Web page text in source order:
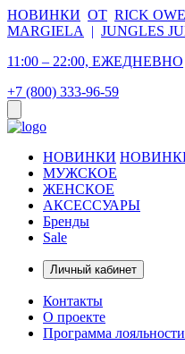
НОВИНКИ ОТ RICK
MARGIELA
| JUNGLES
11:00 – 22:00, ЕЖЕДНЕВНО
+7 (800) 333-96-59
НОВИНКИ
МУЖСКОЕ
ЖЕНСКОЕ
АКСЕССУАРЫ
Бренды
Sale
Личный кабинет
Контакты
О проекте
Программа лояльности